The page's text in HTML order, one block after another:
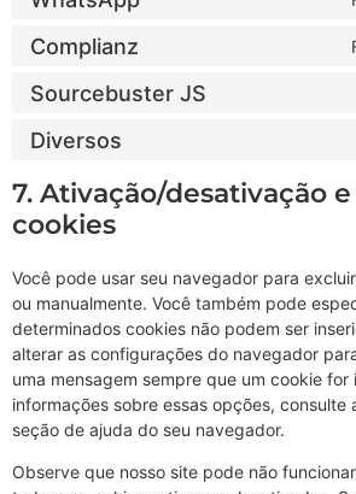
Complianz
Sourcebuster JS
Diversos
7. Ativação/desativação
cookies
Você pode usar seu navegador para
ou manualmente. Você também pode
determinados cookies não podem ser
alterar as configurações do navegador
uma mensagem sempre que um cookie for
informações sobre essas opções, consulte
seção de ajuda do seu navegador.
Observe que nosso site pode não